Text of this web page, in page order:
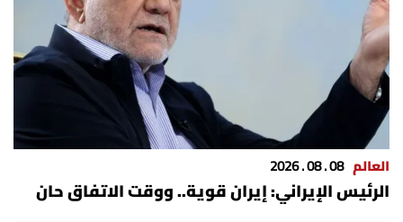
العالم 08 . 08 . 2026
الرئيس الإيراني: إيران قوية.. ووقت الاتفاق حان